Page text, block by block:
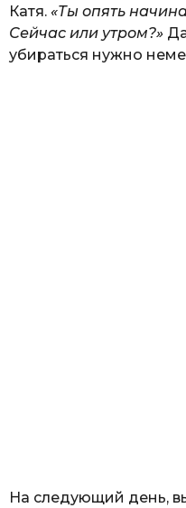
Катя. «Ты опять
Сейчас или утром?»
убираться нужно
На следующий день,